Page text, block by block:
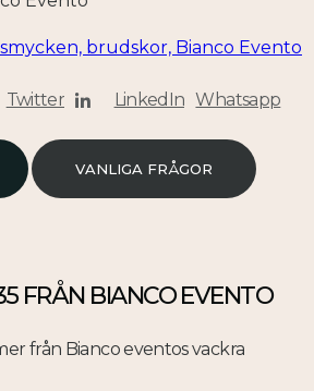
Twitter LinkedIn Whatsapp
VANLIGA FRÅGOR
FRÅN BIANCO EVENTO
från Bianco eventos vackra